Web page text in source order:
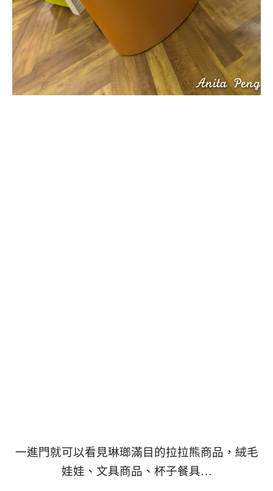
一進門就可以看見琳瑯滿目的拉拉熊商品，絨毛
娃娃、文具商品、杯子餐具…